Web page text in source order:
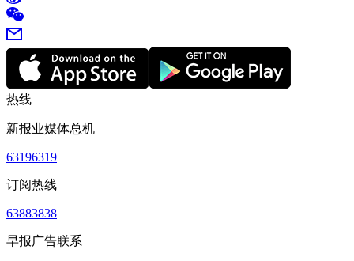
热线
新报业媒体总机
63196319
订阅热线
63883838
早报广告联系